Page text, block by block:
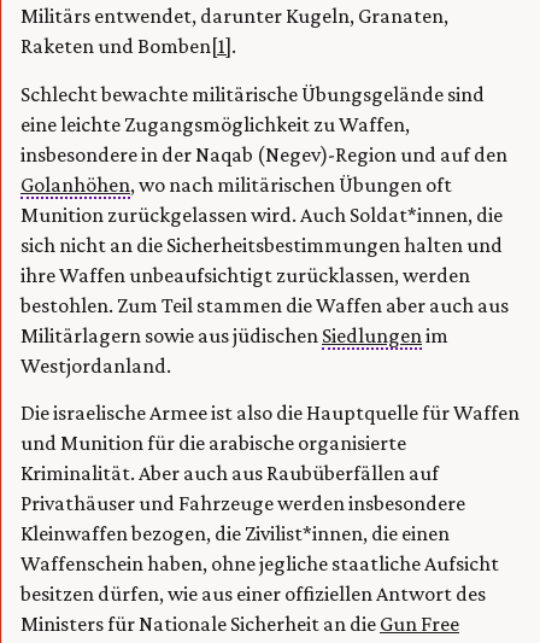
Militärs entwendet, darunter Kugeln, Granaten,
Raketen und Bomben[1] .
Schlecht bewachte militärische Übungsgelände sind
eine leichte Zugangsmöglichkeit zu Waffen,
insbesondere in der Naqab (Negev)-Region und auf den
Golanhöhen, wo nach militärischen Übungen oft
Munition zurückgelassen wird. Auch Soldat*innen, die
sich nicht an die Sicherheitsbestimmungen halten und
ihre Waffen unbeaufsichtigt zurücklassen, werden
bestohlen. Zum Teil stammen die Waffen aber auch aus
Militärlagern sowie aus jüdischen Siedlungen im
Westjordanland.
Die israelische Armee ist also die Hauptquelle für Waffen
und Munition für die arabische organisierte
Kriminalität. Aber auch aus Raubüberfällen auf
Privathäuser und Fahrzeuge werden insbesondere
Kleinwaffen bezogen, die Zivilist*innen, die einen
Waffenschein haben, ohne jegliche staatliche Aufsicht
besitzen dürfen, wie aus einer offiziellen Antwort des
Ministers für Nationale Sicherheit an die Gun Free